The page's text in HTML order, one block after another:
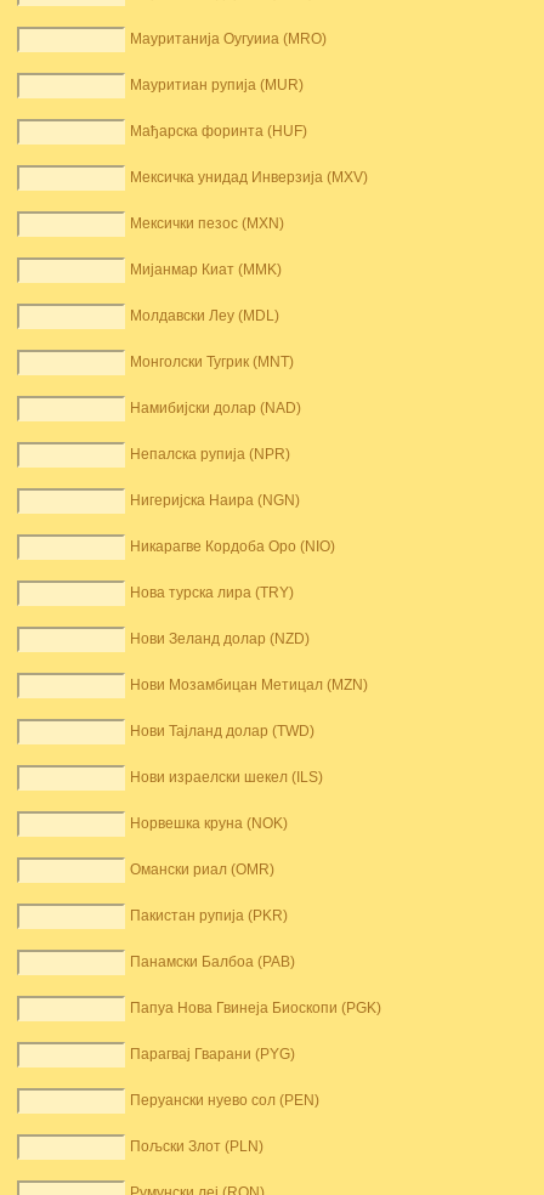
Мауританија Оугуииа (MRO)
Мауритиан рупија (MUR)
Мађарска форинта (HUF)
Мексичка унидад Инверзија (MXV)
Мексички пезос (MXN)
Мијанмар Киат (MMK)
Молдавски Леу (MDL)
Монголски Тугрик (MNT)
Намибијски долар (NAD)
Непалска рупија (NPR)
Нигеријска Наира (NGN)
Никарагве Кордоба Оро (NIO)
Нова турска лира (TRY)
Нови Зеланд долар (NZD)
Нови Мозамбицан Метицал (MZN)
Нови Тајланд долар (TWD)
Нови израелски шекел (ILS)
Норвешка круна (NOK)
Омански риал (OMR)
Пакистан рупија (PKR)
Панамски Балбоа (PAB)
Папуа Нова Гвинеја Биоскопи (PGK)
Парагвај Гварани (PYG)
Перуански нуево сол (PEN)
Пољски Злот (PLN)